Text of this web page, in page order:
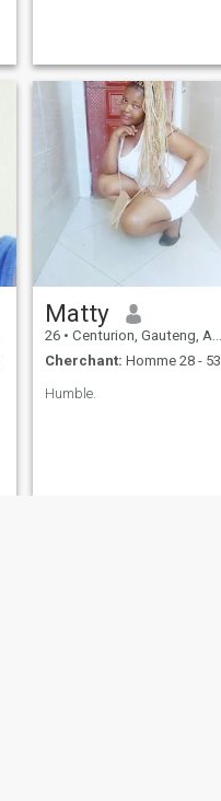
Matty
26 • Centurion, Gauteng, Afrique du Sud
Cherchant: Homme 28 - 53
Humble.